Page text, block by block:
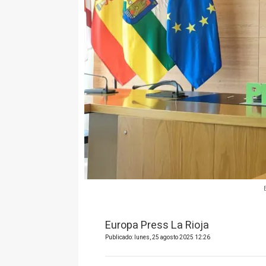
Europa Press La Rioja
Publicado: lunes, 25 agosto 2025 12:26